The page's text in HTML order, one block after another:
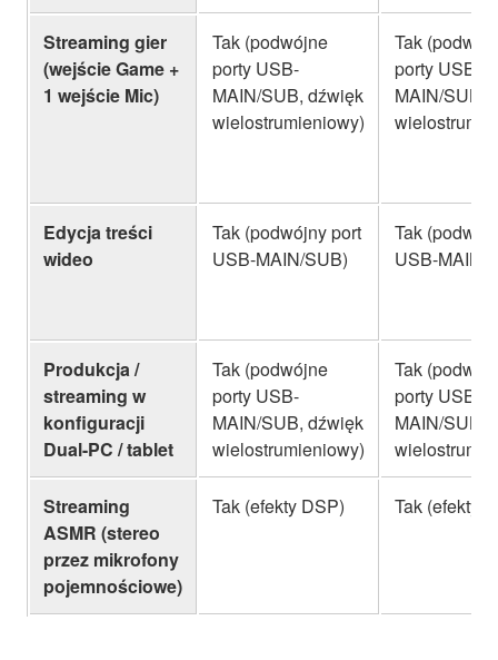
Streaming gier
(wejście Game +
1 wejście Mic)
Tak (podwójne
porty USB-
MAIN/SUB, dźwięk
wielostrumieniowy)
Tak
porty USB-
MAIN/SUB,
Edycja treści
wideo
Tak (podwójny port
USB-MAIN/SUB)
Tak
USB-MAIN/
Produkcja /
streaming w
konfiguracji
Dual-PC / tablet
Tak (podwójne
porty USB-
MAIN/SUB, dźwięk
wielostrumieniowy)
Tak
porty USB-
MAIN/SUB,
Streaming
ASMR (stereo
przez mikrofony
pojemnościowe)
Tak (efekty DSP) Tak (efekty